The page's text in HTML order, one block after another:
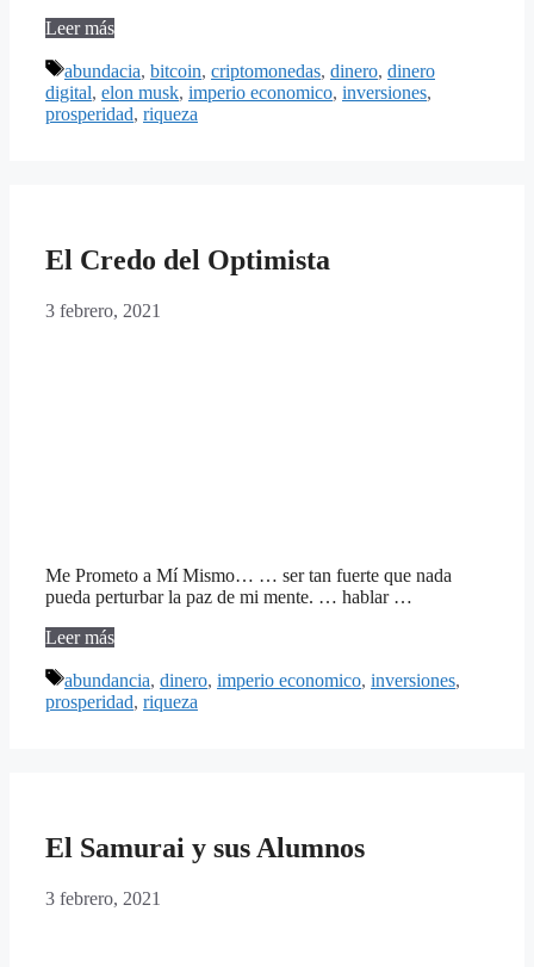
Leer más
Etiquetas
abundacia, bitcoin, criptomonedas, dinero, dinero
digital, elon musk, imperio economico, inversiones,
prosperidad, riqueza
El Credo del Optimista
3 febrero, 2021
Me Prometo a Mí Mismo… … ser tan fuerte que nada
pueda perturbar la paz de mi mente. … hablar …
Leer más
Etiquetas
abundancia, dinero, imperio economico, inversiones,
prosperidad, riqueza
El Samurai y sus Alumnos
3 febrero, 2021